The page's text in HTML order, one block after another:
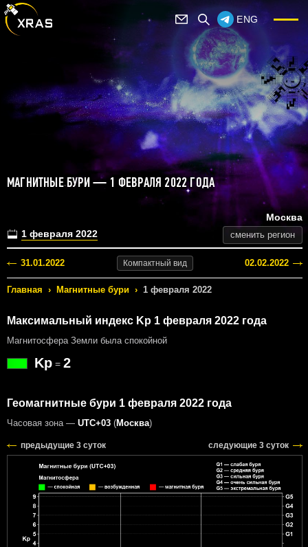
ENG
МАГНИТНЫЕ БУРИ — 1 ФЕВРАЛЯ 2022 ГОДА
1 февраля 2022
Москва
сменить регион
31.01.2022 Компактный вид 02.02.2022
Главная › Магнитные бури › 1 февраля 2022
Максимальный индекс Kp 1 февраля 2022 года
Магнитосфера Земли была спокойной
Kp = 2
Геомагнитные бури 1 февраля 2022 года
Часовая зона — UTC+03 (Москва)
предыдущие 3 суток следующие 3 суток